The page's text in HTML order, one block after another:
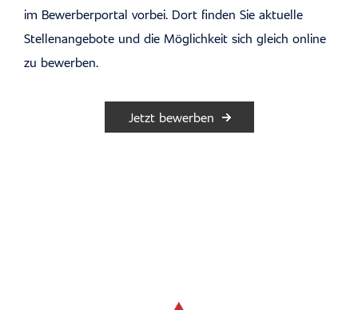
im Bewerberportal vorbei. Dort finden Sie aktuelle
Stellenangebote und die Möglichkeit sich gleich online
zu bewerben.
Jetzt bewerben